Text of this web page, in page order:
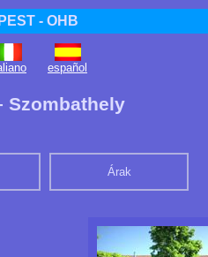
- OHB
español
Szombathely
Árak